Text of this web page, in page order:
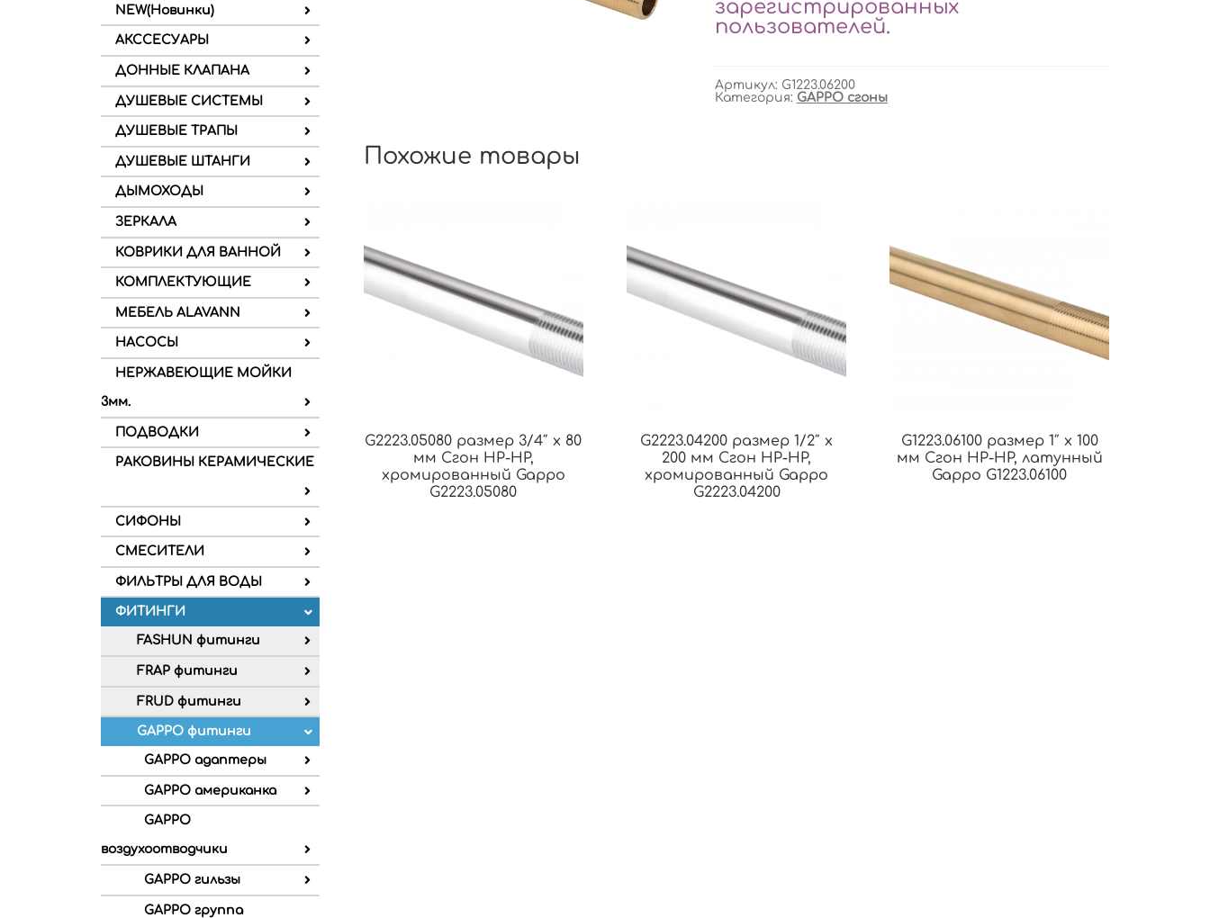
NEW(Новинки)
АКССЕСУАРЫ
ДОННЫЕ КЛАПАНА
ДУШЕВЫЕ СИСТЕМЫ
ДУШЕВЫЕ ТРАПЫ
ДУШЕВЫЕ ШТАНГИ
ДЫМОХОДЫ
ЗЕРКАЛА
КОВРИКИ ДЛЯ ВАННОЙ
КОМПЛЕКТУЮЩИЕ
МЕБЕЛЬ ALAVANN
НАСОСЫ
НЕРЖАВЕЮЩИЕ МОЙКИ
3мм.
ПОДВОДКИ
РАКОВИНЫ КЕРАМИЧЕСКИЕ
СИФОНЫ
СМЕСИТЕЛИ
ФИЛЬТРЫ ДЛЯ ВОДЫ
ФИТИНГИ
FASHUN фитинги
FRAP фитинги
FRUD фитинги
GAPPO фитинги
GAPPO адаптеры
GAPPO американка
GAPPO
воздухоотводчики
GAPPO гильзы
GAPPO группа
зарегистрированных
пользователей.
Артикул: G1223.06200
Категория: GAPPO сгоны
Похожие товары
G2223.05080 размер 3/4″ х 80
мм Сгон НР-НР,
хромированный Gappo
G2223.05080
G2223.04200 размер 1/2″ х
200 мм Сгон НР-НР,
хромированный Gappo
G2223.04200
G1223.06100 размер 1″ х 100
мм Сгон НР-НР, латунный
Gappo G1223.06100